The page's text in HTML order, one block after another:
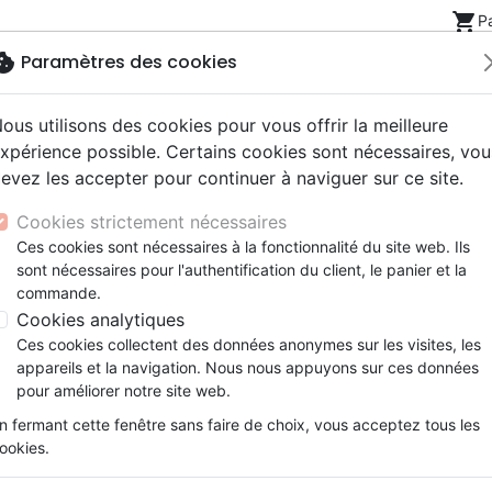
shopping_cart
NouveautésBibles
Segond 21
Segond
NEG
Livres
Famille, couple
Souffrance, Relation d'aide
Santé
eBooks
Couple
Méditations
Souffrance, Relation d'aide
Psychologie
Jeunesse
ans
Bibles jeunesse
Latino, Folk
Soul
Instrumental
Louange, Adoration
Hardrock, Métal
conférences
Documentaires, reportages
Accessoires de Bible
Papeterie
en livre Notre pain quotidien - vol. 35,
Notre pain quotidien
Millésime : 2025
RéférenceRBC6075 EAN9781989260753
Description
Chaque nouvelle journée est un don
Paramètres des cookies
utilisons des cookies pour vous offrir la meilleure
possible. Certains cookies sont nécessaires,
les accepter pour continuer à naviguer sur ce site.
Cookies strictement nécessaires
Ces cookies sont nécessaires à la fonctionnalité du site web. Ils
sont nécessaires pour l'authentification du client, le panier et la
commande.
Cookies analytiques
Ces cookies collectent des données anonymes sur les visites, les
appareils et la navigation. Nous nous appuyons sur ces données
pour améliorer notre site web.
fermant cette fenêtre sans faire de choix, vous acceptez tous les